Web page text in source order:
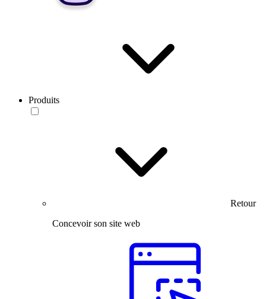
Produits
Retour
Concevoir son site web